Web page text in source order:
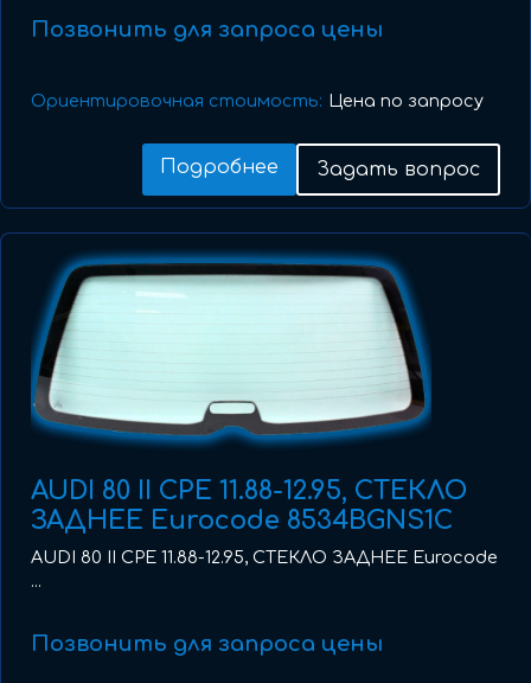
Позвонить для запроса цены
Ориентировочная стоимость: Цена по запросу
Подробнее Задать вопрос
AUDI 80 II CPE 11.88-12.95, СТЕКЛО
ЗАДНЕЕ Eurocode 8534BGNS1C
AUDI 80 II CPE 11.88-12.95, СТЕКЛО ЗАДНЕЕ Eurocode
...
Позвонить для запроса цены